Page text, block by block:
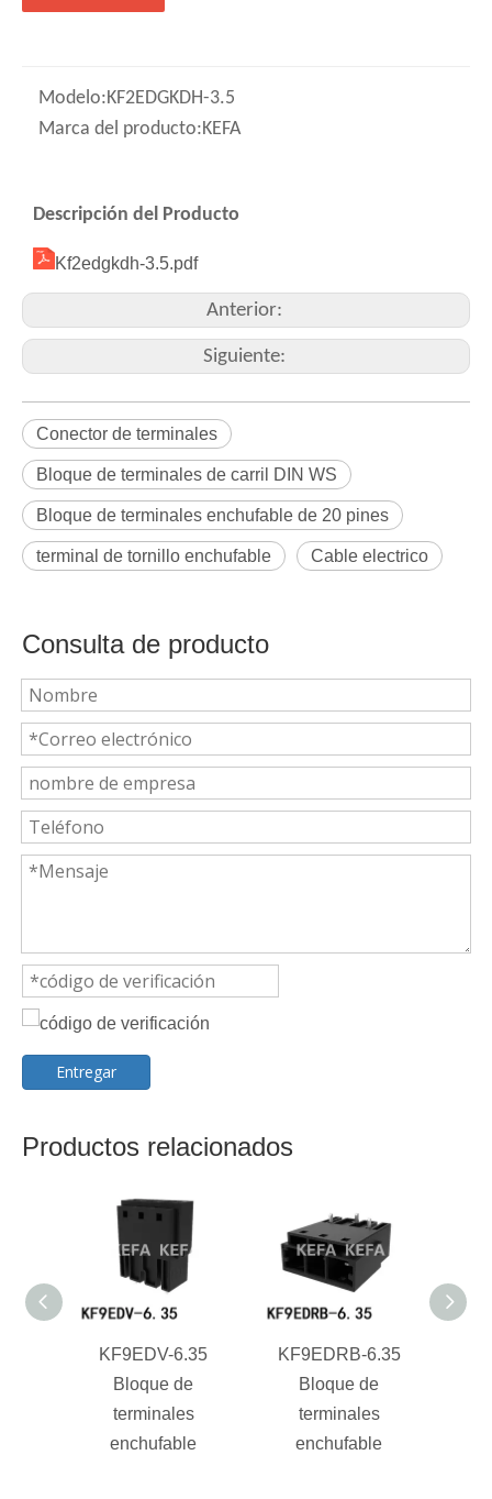
Modelo:KF2EDGKDH-3.5
Marca del producto:KEFA
Descripción del Producto
Kf2edgkdh-3.5.pdf
Anterior:
Siguiente:
Conector de terminales
Bloque de terminales de carril DIN WS
Bloque de terminales enchufable de 20 pines
terminal de tornillo enchufable Cable electrico
Consulta de producto
Entregar
Productos relacionados
KF9EDV-6.35
Bloque de
terminales
enchufable
KF9EDRB-6.35
Bloque de
terminales
enchufable